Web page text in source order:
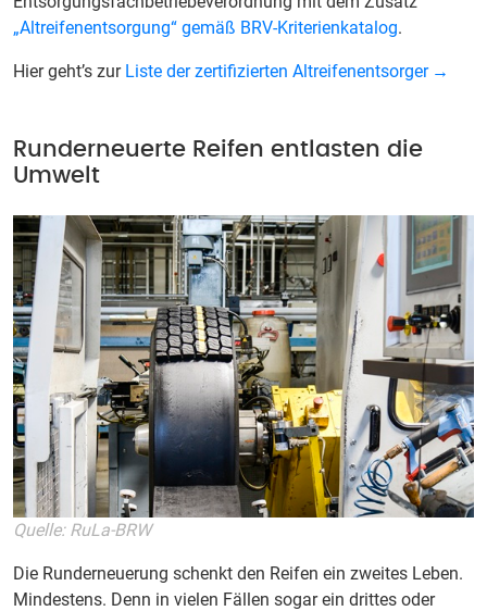
„Altreifenentsorgung“ gemäß BRV-Kriterienkatalog.
Hier geht’s zur Liste der zertifizierten Altreifenentsorger
Runderneuerte Reifen entlasten die
Umwelt
Die Runderneuerung schenkt den Reifen ein zweites Leben.
Mindestens. Denn in vielen Fällen sogar ein drittes oder
Quelle: RuLa-BRW